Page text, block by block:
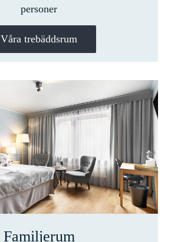
personer
Våra trebäddsrum
Familjerum